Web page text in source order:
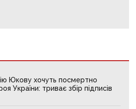
Юкову хочуть посмертно
України: триває збір підписів